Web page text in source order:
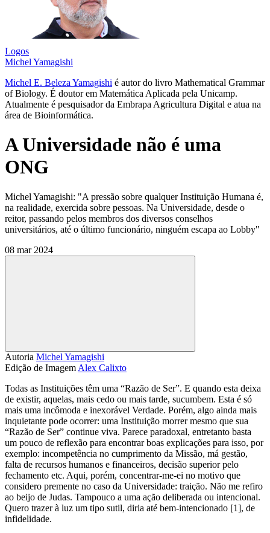
Logos
Michel Yamagishi
Michel E. Beleza Yamagishi é autor do livro Mathematical Grammar
of Biology. É doutor em Matemática Aplicada pela Unicamp.
Atualmente é pesquisador da Embrapa Agricultura Digital e atua na
área de Bioinformática.
A Universidade não é uma
ONG
Michel Yamagishi: "A pressão sobre qualquer Instituição Humana é,
na realidade, exercida sobre pessoas. Na Universidade, desde o
reitor, passando pelos membros dos diversos conselhos
universitários, até o último funcionário, ninguém escapa ao Lobby"
08 mar 2024
Compartilhar
Autoria Michel Yamagishi
Edição de Imagem Alex Calixto
Todas as Instituições têm uma “Razão de Ser”. E quando esta deixa
de existir, aquelas, mais cedo ou mais tarde, sucumbem. Esta é só
mais uma incômoda e inexorável Verdade. Porém, algo ainda mais
inquietante pode ocorrer: uma Instituição morrer mesmo que sua
“Razão de Ser” continue viva. Parece paradoxal, entretanto basta
um pouco de reflexão para encontrar boas explicações para isso, por
exemplo: incompetência no cumprimento da Missão, má gestão,
falta de recursos humanos e financeiros, decisão superior pelo
fechamento etc. Aqui, porém, concentrar-me-ei no motivo que
considero premente no caso da Universidade: traição. Não me refiro
ao beijo de Judas. Tampouco a uma ação deliberada ou intencional.
Quero trazer à luz um tipo sutil, diria até bem-intencionado [1], de
infidelidade.